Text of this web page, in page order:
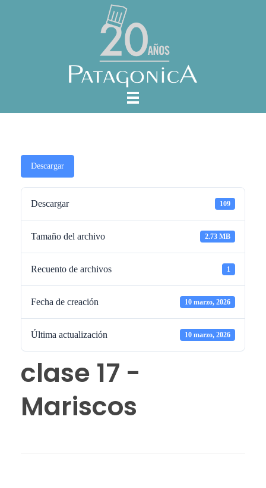
Descargar
Descargar 109
Tamaño del archivo 2.73 MB
Recuento de archivos 1
Fecha de creación 10 marzo, 2026
Última actualización 10 marzo, 2026
clase 17 -
Mariscos